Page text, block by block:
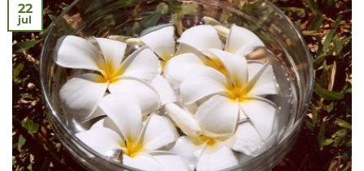
22
jul